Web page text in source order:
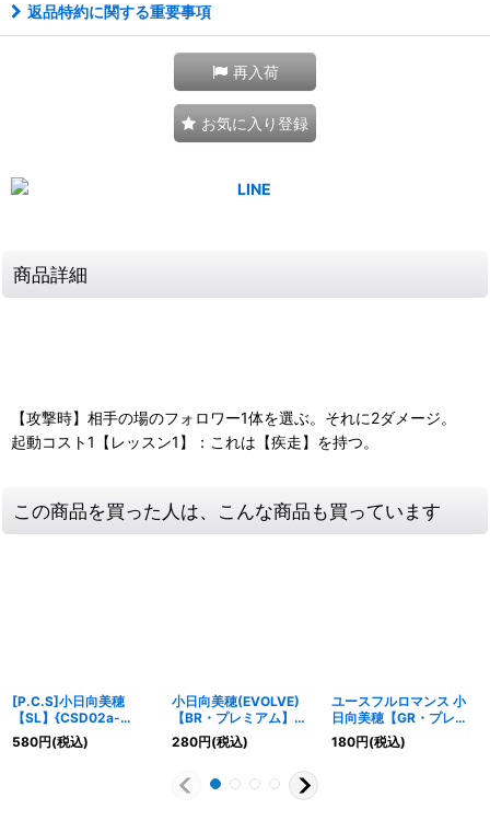
返品特約に関する重要事項
再入荷
お気に入り登録
商品詳細
【攻撃時】相手の場のフォロワー1体を選ぶ。それに2ダメージ。
起動コスト1【レッスン1】：これは【疾走】を持つ。
この商品を買った人は、こんな商品も買っています
[P.C.S]小日向美穂
【SL】{CSD02a-
SL03}《ロイヤル》
580円(税込)
小日向美穂(EVOLVE)
【BR・プレミアム】
{CP02-P27}《ロイヤ
ル》
280円(税込)
ユースフルロマンス 小
日向美穂【GR・プレミ
アム】{ECP02-P12}
《ロイヤル》
180円(税込)